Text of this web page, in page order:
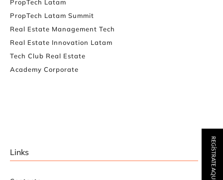
PropTech Latam
PropTech Latam Summit
Real Estate Management Tech
Real Estate Innovation Latam
Tech Club Real Estate
Academy Corporate
Links REGÍSTRATE AQUÍ